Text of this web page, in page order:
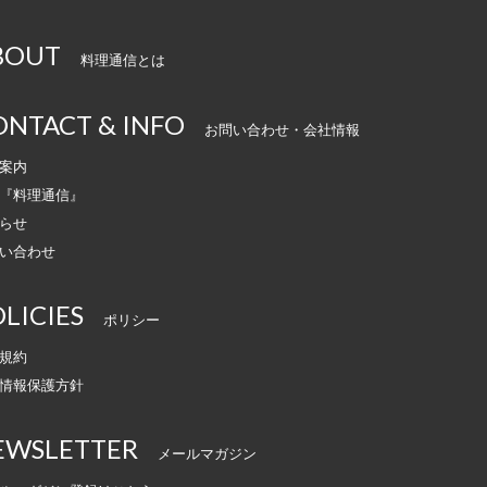
料理通信とは
& INFO お問い合わせ・会社情報
内
料理通信』
せ
合わせ
ポリシー
約
報保護方針
メールマガジン